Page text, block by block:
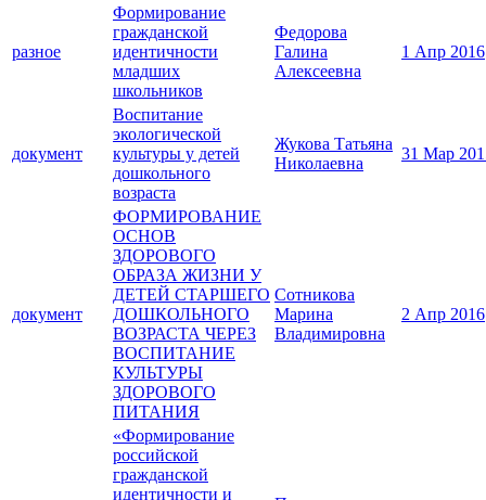
разное
Формирование
гражданской
идентичности
младших
школьников
Федорова
Галина
Алексеевна
1 Апр 2016
документ
Воспитание
экологической
культуры у детей
дошкольного
возраста
Жукова Татьяна
Николаевна
31 Мар
документ
ФОРМИРОВАНИЕ
ОСНОВ
ЗДОРОВОГО
ОБРАЗА ЖИЗНИ У
ДЕТЕЙ СТАРШЕГО
ДОШКОЛЬНОГО
ВОЗРАСТА ЧЕРЕЗ
ВОСПИТАНИЕ
КУЛЬТУРЫ
ЗДОРОВОГО
ПИТАНИЯ
Сотникова
Марина
Владимировна
2 Апр 2016
«Формирование
российской
гражданской
идентичности и